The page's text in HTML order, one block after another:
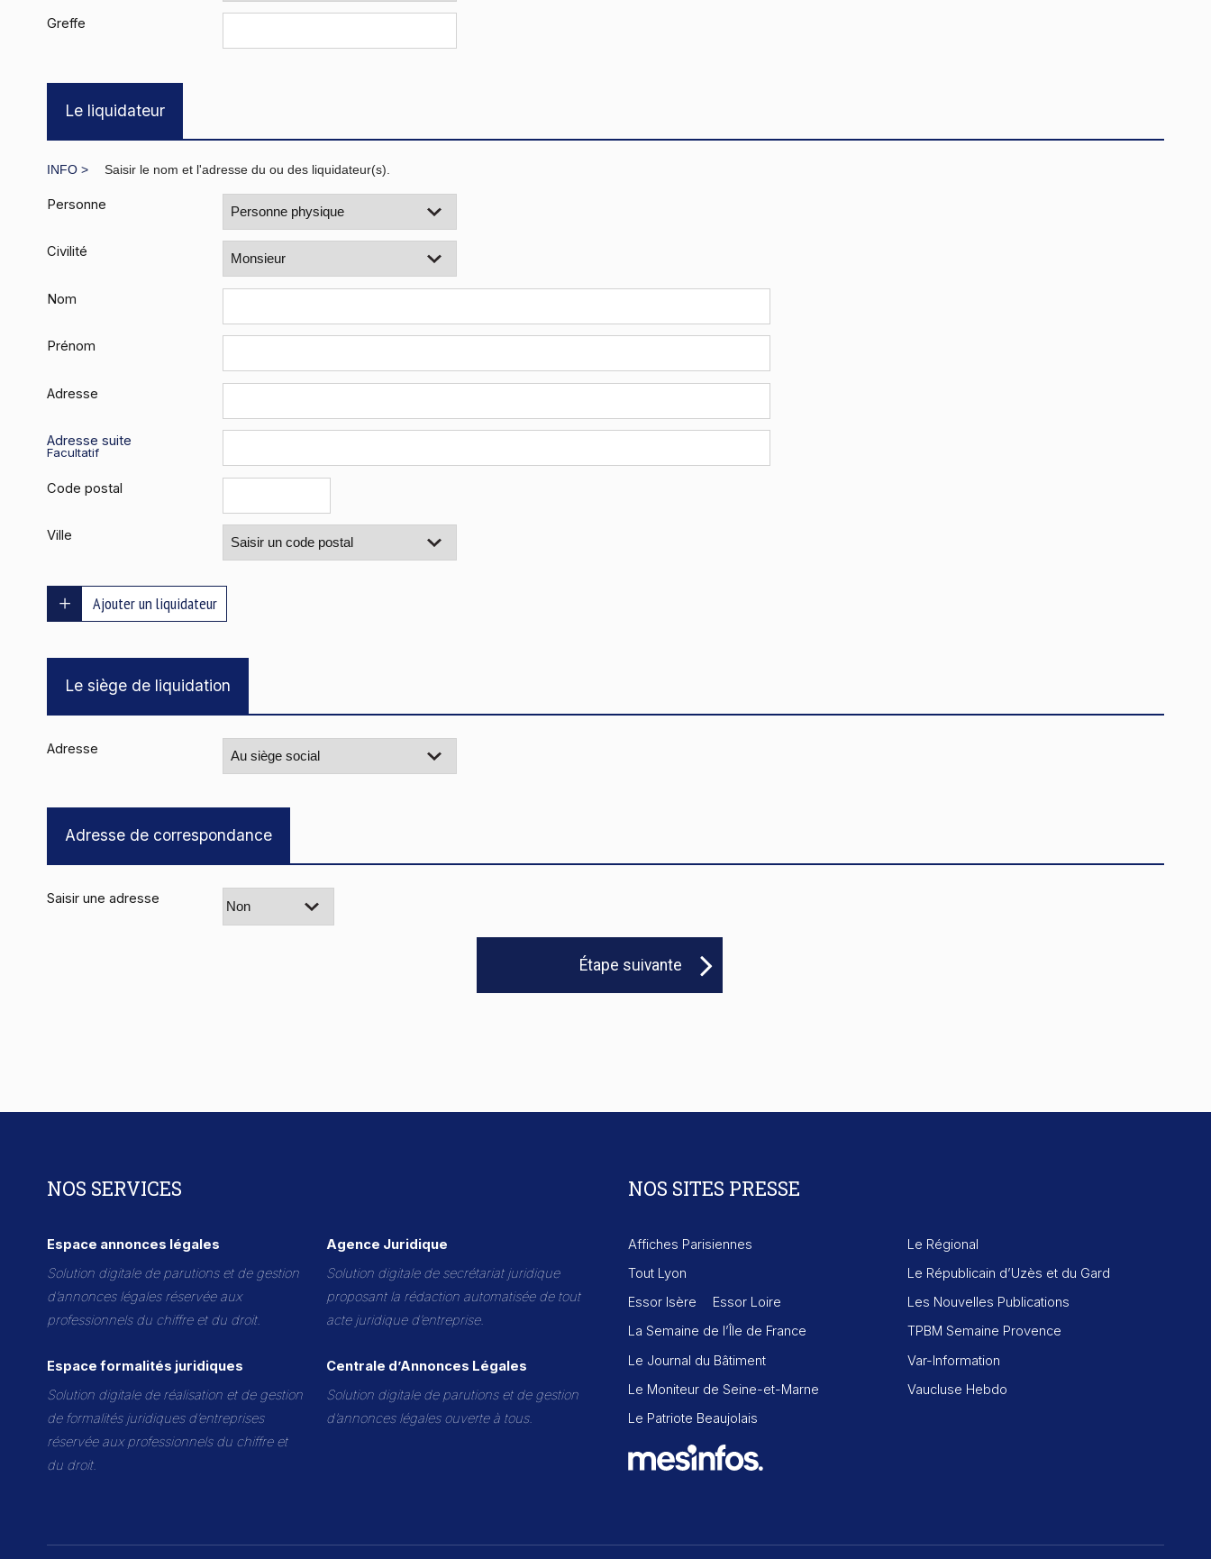
Greffe
Le liquidateur
Saisir le nom et l'adresse du ou des liquidateur(s).
Personne
Civilité
Nom
Prénom
Adresse
Adresse suite
Facultatif
Code postal
Ville
Ajouter un liquidateur
Le siège de liquidation
Adresse
Adresse de correspondance
Saisir une adresse
NOS SERVICES
Espace annonces légales
Solution digitale de parutions et de gestion
d’annonces légales réservée aux
professionnels du chiffre et du droit.
Agence Juridique
Solution digitale de secrétariat juridique
proposant la rédaction automatisée de tout
acte juridique d’entreprise.
Espace formalités juridiques
Solution digitale de réalisation et de gestion
de formalités juridiques d’entreprises
réservée aux professionnels du chiffre et
du droit.
Centrale d’Annonces Légales
Solution digitale de parutions et de gestion
d’annonces légales ouverte à tous.
NOS SITES PRESSE
Affiches Parisiennes
Le Régional
Tout Lyon
Le Républicain d’Uzès et du Gard
Essor Isère
Essor Loire
Les Nouvelles Publications
La Semaine de l’Île de France
TPBM Semaine Provence
Le Journal du Bâtiment
Var-Information
Le Moniteur de Seine-et-Marne
Vaucluse Hebdo
Le Patriote Beaujolais